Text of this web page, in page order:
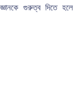
গুরুত্ব দিতে হলে